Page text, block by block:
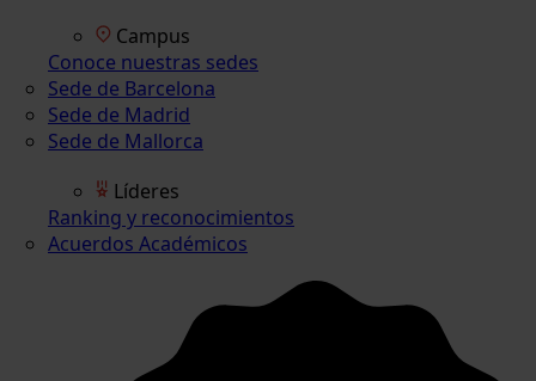
Campus
Conoce nuestras sedes
Sede de Barcelona
Sede de Madrid
Sede de Mallorca
Líderes
Ranking y reconocimientos
Acuerdos Académicos